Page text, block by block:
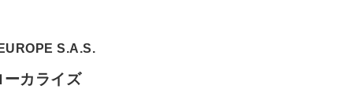
S.A.S.
カライズ